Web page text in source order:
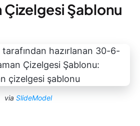
Çizelgesi Şablonu
via SlideModel